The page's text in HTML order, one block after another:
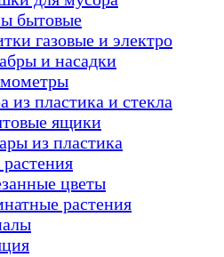
бытовые
газовые и электро
и насадки
из пластика и стекла
ящики
из пластика
цветы
растения